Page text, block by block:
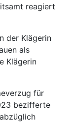
reagiert
der Klägerin
als
Klägerin
für
bezifferte